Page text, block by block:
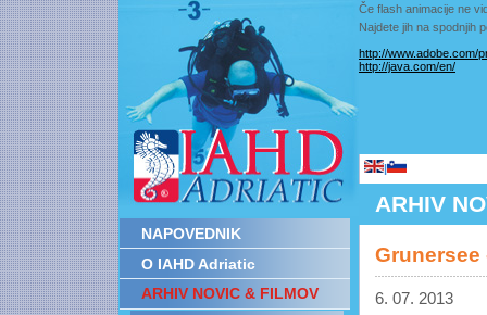
Če flash animacije ne
Najdete jih na spodnjih
http://www.adobe.com/
http://java.com/en/
NAPOVEDNIK
O IAHD Adriatic
ARHIV NOVIC & FILMOV
|
ARHIV
Grunersee
6. 07. 2013